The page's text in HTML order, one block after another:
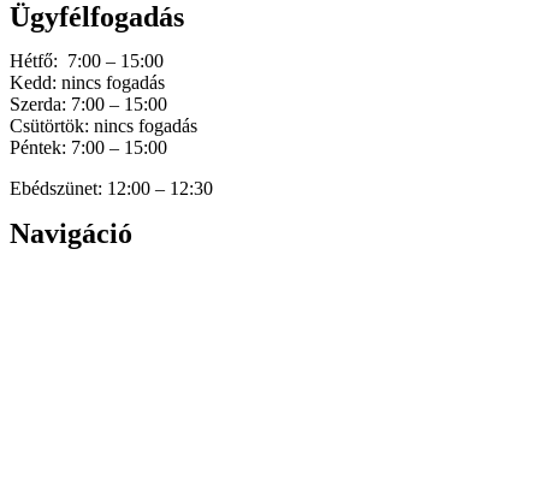
Ügyfélfogadás
Hétfő: 7:00 – 15:00
Kedd: nincs fogadás
Szerda: 7:00 – 15:00
Csütörtök: nincs fogadás
Péntek: 7:00 – 15:00
Ebédszünet: 12:00 – 12:30
Navigáció